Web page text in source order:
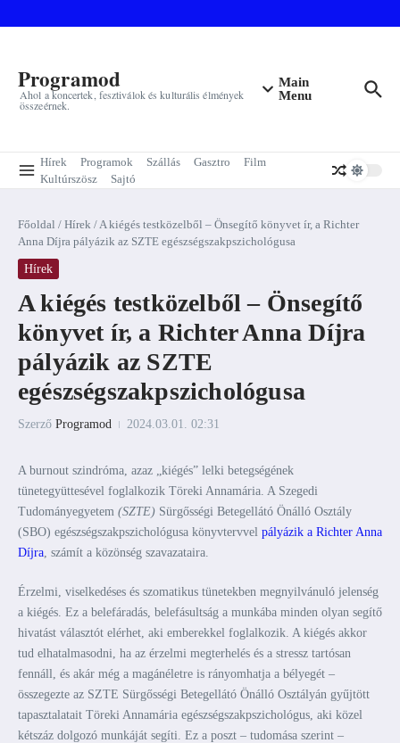
Programod
Ahol a koncertek, fesztiválok és kulturális élmények
összeérnek.
Main
Menu
Hírek Programok Szállás Gasztro
Film
Kultúrszösz
Sajtó
Főoldal / Hírek /A kiégés testközelből – Önsegítő könyvet ír, a Richter
Anna Díjra pályázik az SZTE egészségszakpszichológusa
Hírek
A kiégés testközelből – Önsegítő
könyvet ír, a Richter Anna Díjra
pályázik az SZTE
egészségszakpszichológusa
Szerző Programod 2024.03.01. 02:31
A burnout szindróma, azaz „kiégés” lelki betegségének
tünetegyüttesével foglalkozik Töreki Annamária. A Szegedi
Tudományegyetem (SZTE) Sürgősségi Betegellátó Önálló Osztály
(SBO) egészségszakpszichológusa könyvtervvel pályázik a Richter Anna
Díjra, számít a közönség szavazataira.
Érzelmi, viselkedéses és szomatikus tünetekben megnyilvánuló jelenség
a kiégés. Ez a belefáradás, belefásultság a munkába minden olyan segítő
hivatást választót elérhet, aki emberekkel foglalkozik. A kiégés akkor
tud elhatalmasodni, ha az érzelmi megterhelés és a stressz tartósan
fennáll, és akár még a magánéletre is rányomhatja a bélyegét –
összegezte az SZTE Sürgősségi Betegellátó Önálló Osztályán gyűjtött
tapasztalatait Töreki Annamária egészségszakpszichológus, aki közel
kétszáz dolgozó munkáját segíti. Ez a poszt – tudomása szerint –